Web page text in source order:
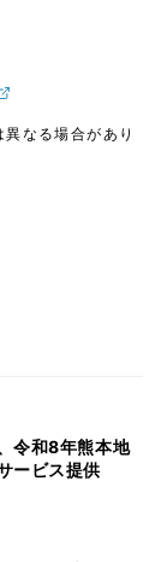
なる場合があり
令和8年熊本地
ービス提供